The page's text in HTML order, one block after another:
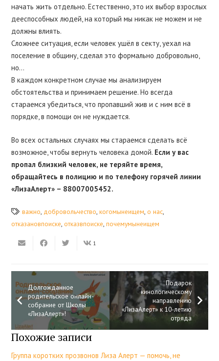
начать жить отдельно. Естественно, это их выбор взрослых
дееспособных людей, на который мы никак не можем и не
должны влиять.
Сложнее ситуация, если человек ушёл в секту, уехал на
поселение в общину, сделал это формально добровольно,
но…
В каждом конкретном случае мы анализируем
обстоятельства и принимаем решение. Но всегда
стараемся убедиться, что пропавший жив и с ним всё в
порядке, в помощи он не нуждается.
Во всех остальных случаях мы стараемся сделать всё
возможное, чтобы вернуть человека домой. Если у вас
пропал близкий человек, не теряйте время,
обращайтесь в полицию и по телефону горячей линии
«ЛизаАлерт» – 88007005452.
важно, добровольчество, когомынеищем, о нас,
отказановпоиске, отказвпоиске, почемумынеищем
1
Долгожданное
родительское онлайн-
собрание от Школы
«ЛизаАлерт»!
Подарок
кинологическому
направлению
«ЛизаАлерт» к 10-летию
отряда
Похожие записи
Группа коротких прозвонов Лиза Алерт — помочь, не